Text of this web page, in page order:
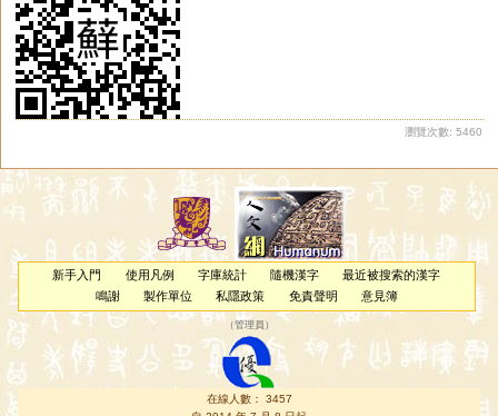
瀏覽次數: 5460
新手入門 使用凡例 字庫統計 隨機漢字
最近被搜索的漢字
鳴謝
製作單位 私隱政策 免責聲明 意見簿
（管理員 ）
在線人數： 3457